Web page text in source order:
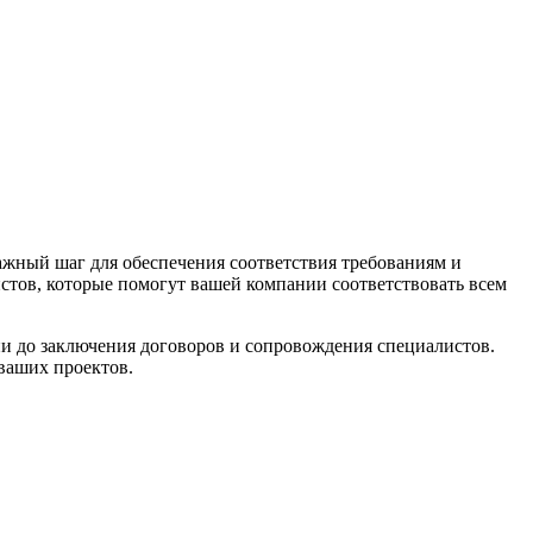
шаг для обеспечения соответствия требованиям и
которые помогут вашей компании соответствовать всем
заключения договоров и сопровождения специалистов.
проектов.